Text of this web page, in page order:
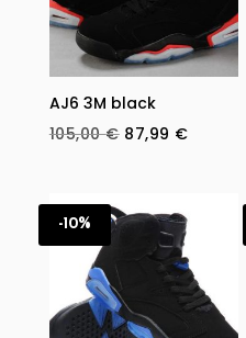
AJ6 3M black
105,00€ Original
105,00 €.
87,99 €Current
87,99 €.
-10%